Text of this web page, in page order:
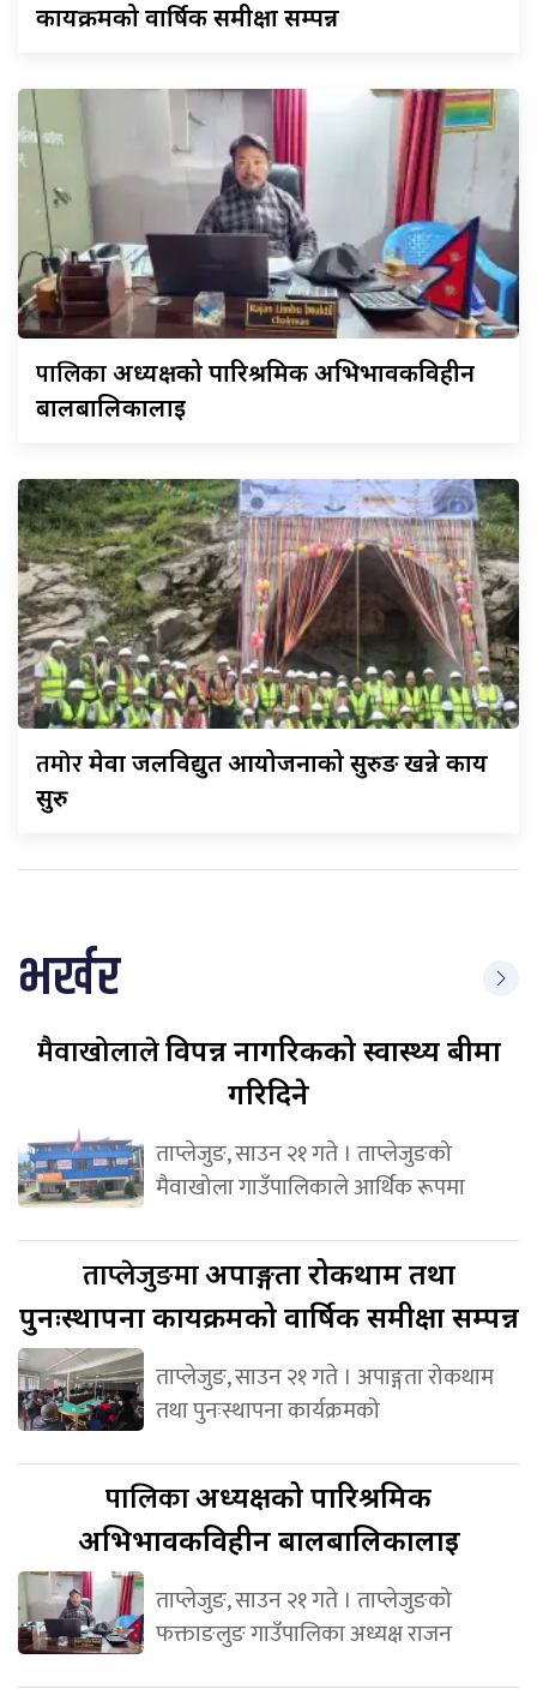
कार्यक्रमको वार्षिक समीक्षा सम्पन्न
पालिकाअध्यक्षको पारिश्रमिक अभिभावकविहीन
बालबालिकालाई
तमोरमेवा जलविद्युत आयोजनाको सुरुङ खन्ने कार्य
सुरु
भर्खर
मैवाखोलालेविपन्न नागरिकको स्वास्थ्य बीमा
गरिदिने
ताप्लेजुङ, साउन २१ गते । ताप्लेजुङको
मैवाखोला गाउँपालिकाले आर्थिक रूपमा
ताप्लेजुङमाअपाङ्गता रोकथाम तथा
पुनःस्थापना कार्यक्रमको वार्षिक समीक्षा सम्पन्न
ताप्लेजुङ, साउन २१ गते । अपाङ्गता रोकथाम
तथा पुनःस्थापना कार्यक्रमको
पालिकाअध्यक्षको पारिश्रमिक
अभिभावकविहीन बालबालिकालाई
ताप्लेजुङ, साउन २१ गते । ताप्लेजुङको
फक्ताङलुङ गाउँपालिका अध्यक्ष राजन